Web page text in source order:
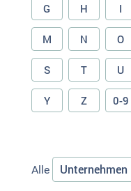
G H I
M N O
S T U
Y Z 0-9
Alle